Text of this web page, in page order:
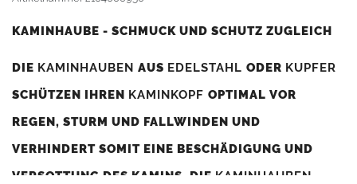
KAMINHAUBE - SCHMUCK UND SCHUTZ ZUGLEICH
DIE KAMINHAUBEN AUS EDELSTAHL ODER KUPFER
SCHÜTZEN IHREN KAMINKOPF OPTIMAL VOR
REGEN, STURM UND FALLWINDEN UND
VERHINDERT SOMIT EINE BESCHÄDIGUNG UND
VERSOTTUNG DES KAMINS. DIE KAMINHAUBEN